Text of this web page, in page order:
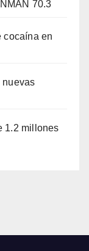
70.3
cocaína en
nuevas
1.2 millones